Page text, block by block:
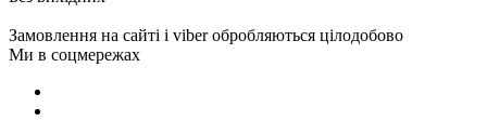
Замовлення на сайті і viber обробляються цілодобово
Ми в соцмережах